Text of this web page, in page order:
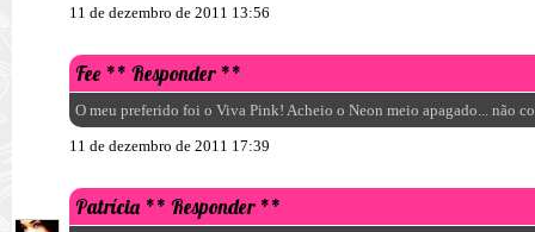
11 de dezembro de 2011 13:56
Fee ** Responder **
O meu preferido foi o Viva Pink! Acheio o Neon meio apagado... não
11 de dezembro de 2011 17:39
Patrícia ** Responder **